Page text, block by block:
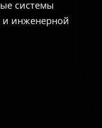
системы
инженерной